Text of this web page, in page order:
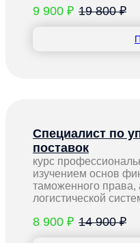
9 900 ₽ 19 800 ₽
Специалист по
поставок
курс
изучением основ
таможенного права,
логистической
8 900 ₽ 14 900 ₽